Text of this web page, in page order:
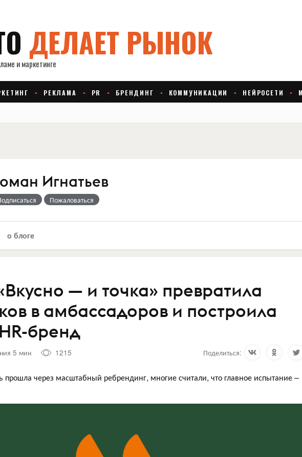
Игнатьев
Пожаловаться
о блоге
— и точка» превратила
в амбассадоров и построила
бренд
5 мин 1215 Поделиться:
прошла через масштабный ребрендинг, многие считали, что главное испытание –